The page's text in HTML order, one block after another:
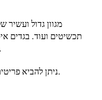
מגוון גדול ועשיר
תכשיטים ועוד. בגדים
בגדים למידות גדולות ובגדי הריון.
ניתן להביא פריטים במצב חדש ולהתחדש באחרים.